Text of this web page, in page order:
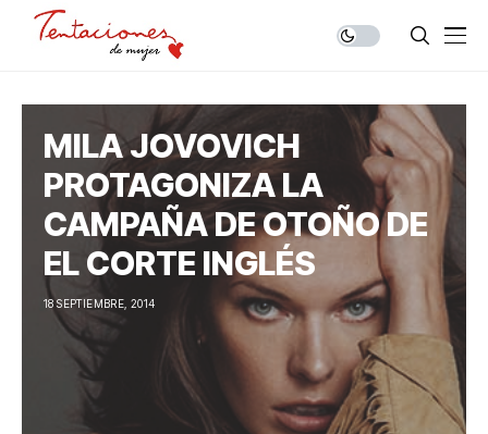
MILA JOVOVICH
PROTAGONIZA LA
CAMPAÑA DE OTOÑO DE
EL CORTE INGLÉS
18 SEPTIEMBRE, 2014